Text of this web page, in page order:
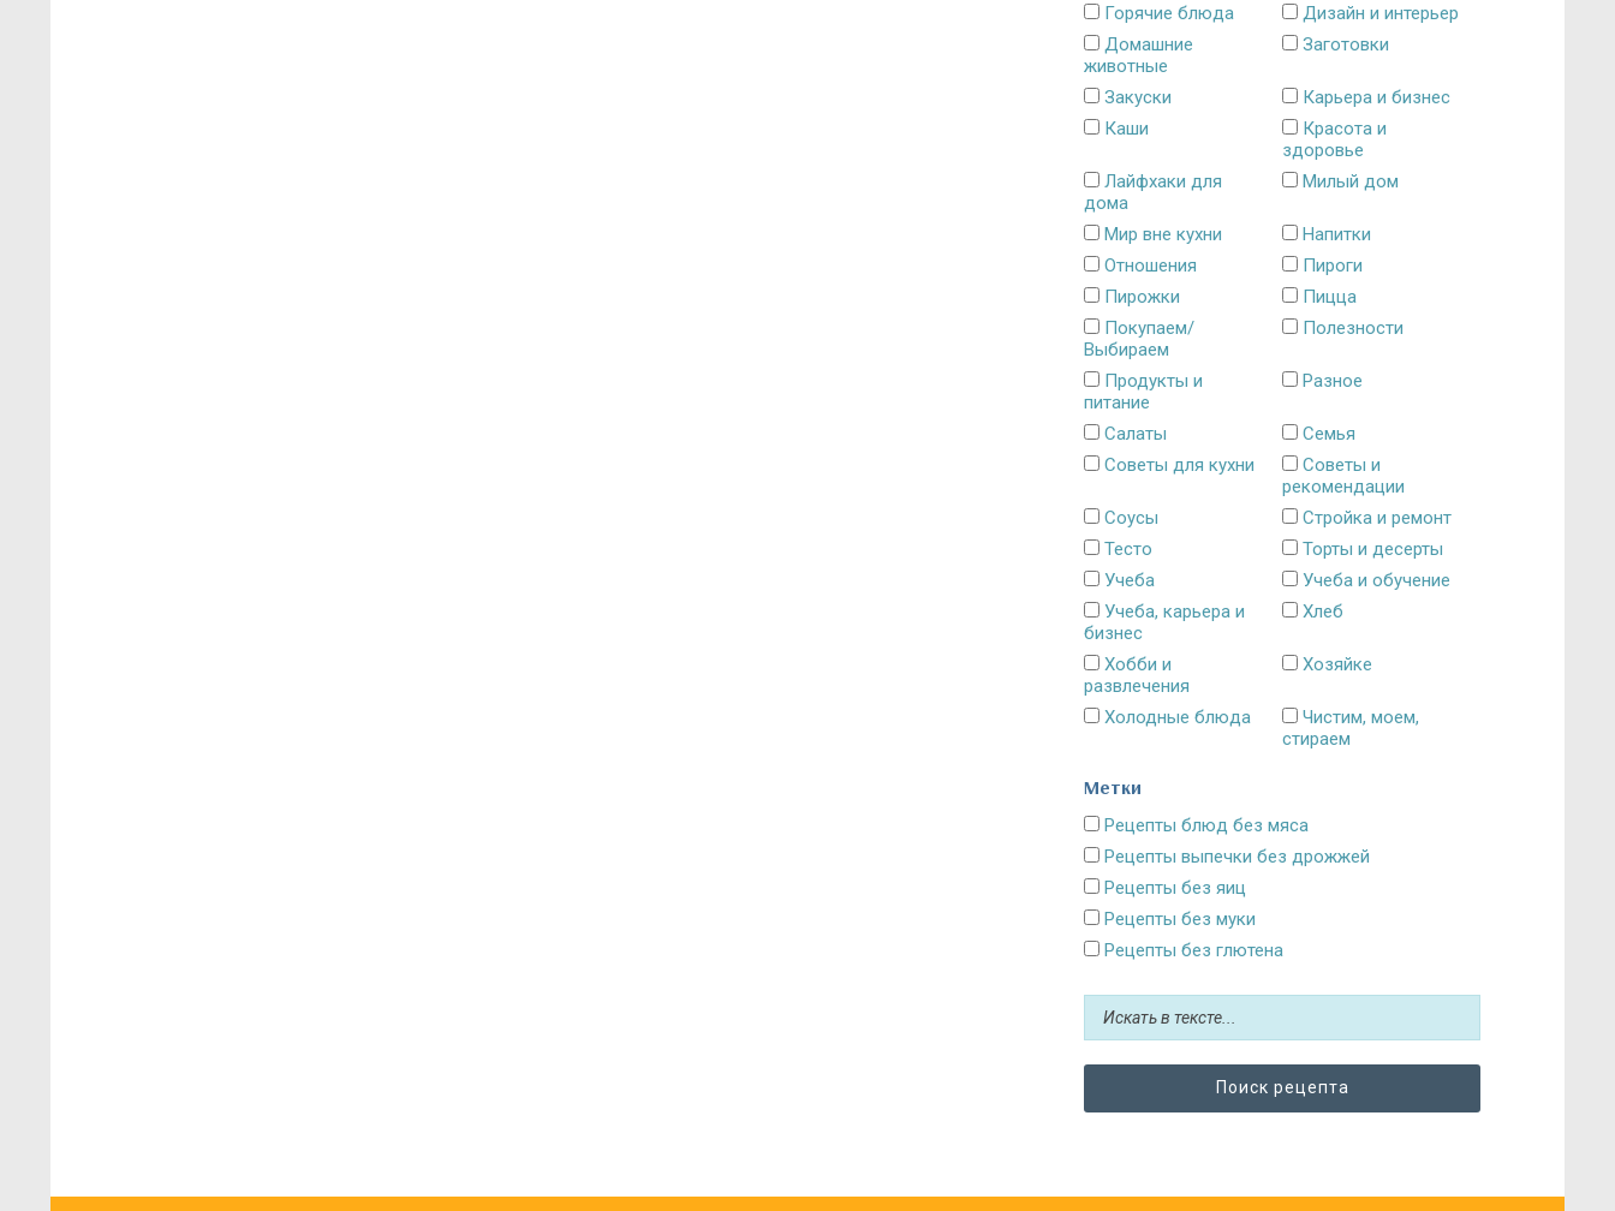
Горячие блюда
Дизайн и интерьер
Домашние
животные
Заготовки
Закуски
Карьера и бизнес
Каши
Красота и
здоровье
Лайфхаки для
дома
Милый дом
Мир вне кухни
Напитки
Отношения
Пироги
Пирожки
Пицца
Покупаем/
Выбираем
Полезности
Продукты и
питание
Разное
Салаты
Семья
Советы для кухни
Советы и
рекомендации
Соусы
Стройка и ремонт
Тесто
Торты и десерты
Учеба
Учеба и обучение
Учеба, карьера и
бизнес
Хлеб
Хобби и
развлечения
Хозяйке
Холодные блюда
Чистим, моем,
стираем
Метки
Блюда без картошки
Рецепты без выпечки
Рецепты без глютена
Рецепты без грибов
Рецепты без масла и постные блюда
Рецепты без муки
Рецепты без яиц
Рецепты блюд без мяса
Рецепты выпечки без дрожжей